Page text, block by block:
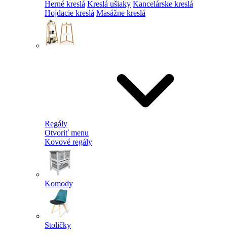
Herné kreslá Kreslá ušiaky Kancelárske kreslá
Hojdacie kreslá Masážne kreslá
Regály
Otvoriť menu
Kovové regály
Komody
Stoličky